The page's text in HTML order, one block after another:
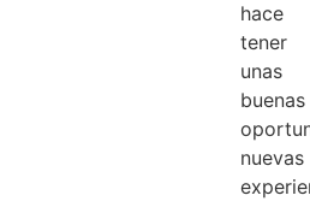
hace
tener
unas
buenas
nuevas